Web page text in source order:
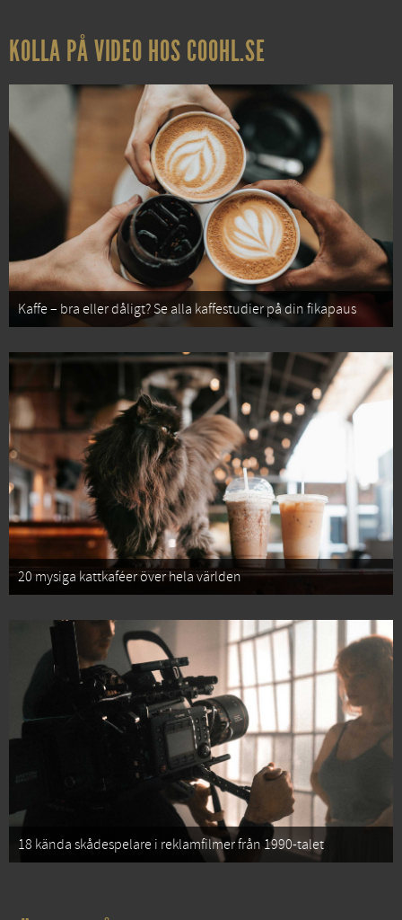
KOLLA PÅ VIDEO HOS COOHL.SE
Kaffe – bra eller dåligt? Se alla kaffestudier på din fikapaus
20 mysiga kattkaféer över hela världen
18 kända skådespelare i reklamfilmer från 1990-talet